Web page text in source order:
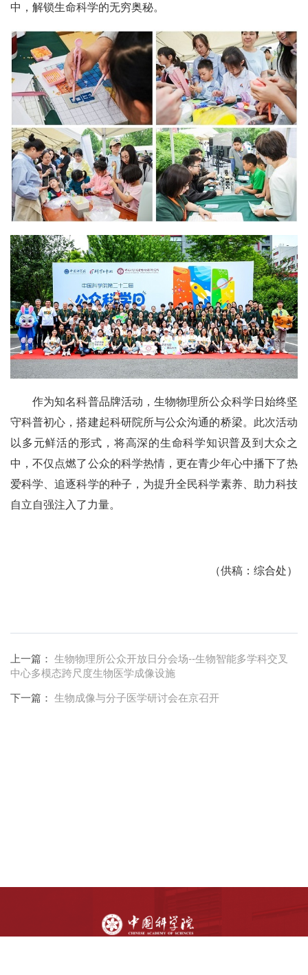
中，解锁生命科学的无穷奥秘。
作为知名科普品牌活动，生物物理所公众科学日始终坚
守科普初心，搭建起科研院所与公众沟通的桥梁。此次活动
以多元鲜活的形式，将高深的生命科学知识普及到大众之
中，不仅点燃了公众的科学热情，更在青少年心中播下了热
爱科学、追逐科学的种子，为提升全民科学素养、助力科技
自立自强注入了力量。
（供稿：综合处）
上一篇：
生物物理所公众开放日分会场--生物智能多学科交叉
中心多模态跨尺度生物医学成像设施
下一篇： 生物成像与分子医学研讨会在京召开